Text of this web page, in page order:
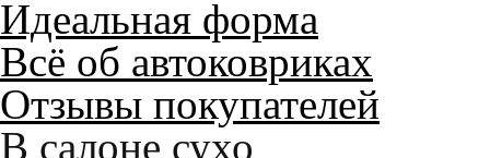
Идеальная форма
Всё об автоковриках
Отзывы покупателей
Служат до 10 лет